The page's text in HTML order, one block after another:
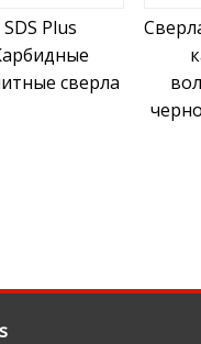
SDS Plus
сверла